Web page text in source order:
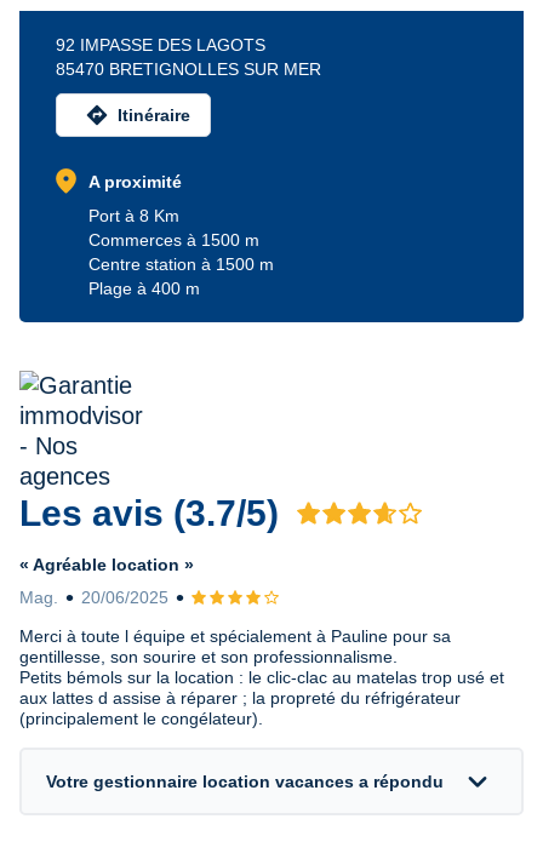
92 IMPASSE DES LAGOTS
85470 BRETIGNOLLES SUR MER
directions Itinéraire
location_on
A proximité
Port à 8 Km
Commerces à 1500 m
Centre station à 1500 m
Plage à 400 m
Les avis (3.7/5) Avis 3.7 sur 5
« Agréable location »
Mag.
20/06/2025
Avis 4 sur 5
Merci à toute l équipe et spécialement à Pauline pour sa
gentillesse, son sourire et son professionnalisme.
Petits bémols sur la location : le clic-clac au matelas trop usé et
aux lattes d assise à réparer ; la propreté du réfrigérateur
(principalement le congélateur).
Votre gestionnaire location vacances a répondu expand_more